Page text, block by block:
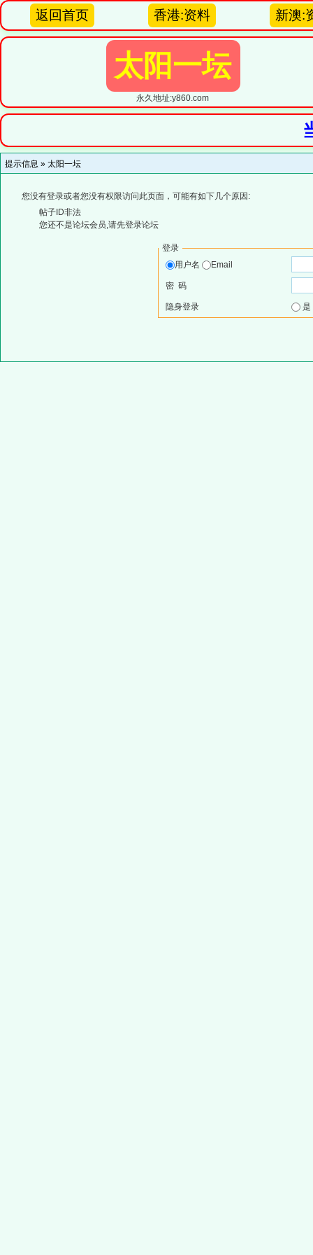
返回首页 香港:资料 新澳:
太阳一坛
永久地址:y860.com
提示信息 » 太阳一坛
您没有登录或者您没有权限访问此页面，可能有如下几个原因:
帖子ID非法
您还不是论坛会员,请先登录论坛
登录
用户名
Email
密 码
隐身登录